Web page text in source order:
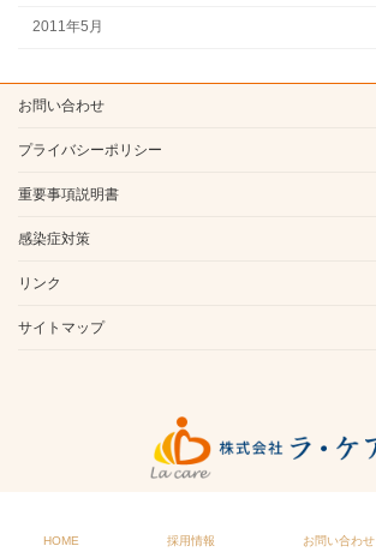
2011年5月
お問い合わせ
プライバシーポリシー
重要事項説明書
感染症対策
リンク
サイトマップ
HOME 採用情報 お問い合わせ